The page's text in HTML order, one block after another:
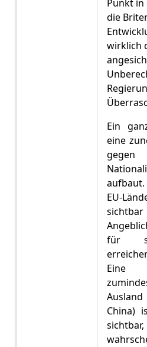
Punkt
die
wirklich
Ein
eine
EU-
für
Eine
China)